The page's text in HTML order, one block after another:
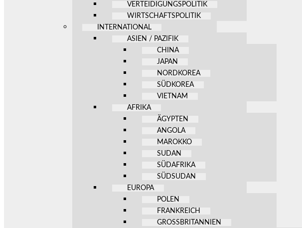
VERTEIDIGUNGSPOLITIK
WIRTSCHAFTSPOLITIK
INTERNATIONAL
ASIEN / PAZIFIK
CHINA
JAPAN
NORDKOREA
SÜDKOREA
VIETNAM
AFRIKA
ÄGYPTEN
ANGOLA
MAROKKO
SUDAN
SÜDAFRIKA
SÜDSUDAN
EUROPA
POLEN
FRANKREICH
GROSSBRITANNIEN